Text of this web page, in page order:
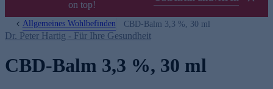
on top!
Allgemeines Wohlbefinden CBD-Balm 3,3 %, 30 ml
Dr. Peter Hartig - Für Ihre Gesundheit
CBD-Balm 3,3 %, 30 ml